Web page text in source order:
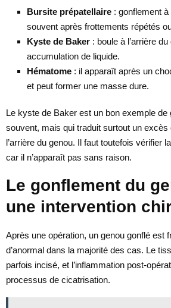
Bursite prépatellaire : gonflement à
souvent après frottements répétés
Kyste de Baker : boule à l’arrière
accumulation de liquide.
Hématome : il apparaît après un
et peut former une masse dure.
Le kyste de Baker est un bon exemple de
souvent, mais qui traduit surtout un excès
l’arrière du genou. Il faut toutefois vérifier
car il n’apparaît pas sans raison.
Le gonflement du
une intervention
Après une opération, un genou gonflé est
d’anormal dans la majorité des cas. Le
parfois incisé, et l’inflammation post-
processus de cicatrisation.